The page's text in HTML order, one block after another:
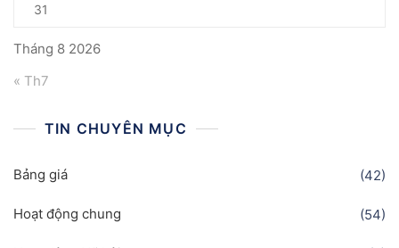
Tháng 8 2026
31
« Th7
TIN CHUYÊN MỤC
Bảng giá (42)
Hoạt động chung (54)